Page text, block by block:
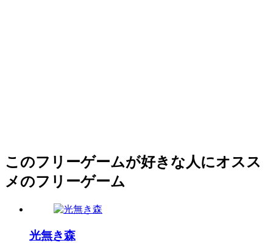
このフリーゲームが好きな人にオスス
メのフリーゲーム
光無き森